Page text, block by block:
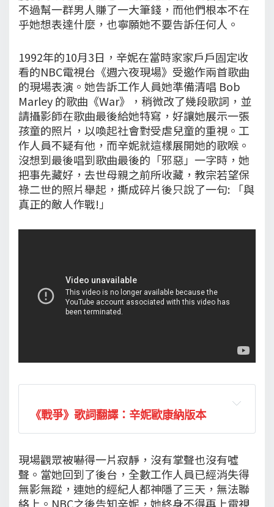
不過幫一群男人賺了一大筆錢，而他們根本不在
乎她想表達什麼，也寧願她不要告訴任何人。
1992年的10月3日，辛妮在當時家家戶戶固定收
看的NBC電視台《週六夜現場》受邀作兩首歌曲
的現場表演。她告訴工作人員她準備清唱 Bob
Marley 的歌曲《War》，稍微改了幾段歌詞，並
請攝影師在歌曲最後給她特寫，好讓她展示一張
孩童的照片，以喚起社會對受虐兒童的重視。工
作人員不疑有他，而辛妮就這樣展開她的歌喉。
沒想到最後唱到歌曲最後的「邪惡」一字時，她
把事先藏好，去世母親之前所收藏，教宗若望保
祿二世的照片舉起，撕成碎片後只說了一句: 「與
真正的敵人作戰!」
《戰爭》歌詞翻譯：辛妮歐康納版本
現場觀眾被嚇得一片寂靜，沒有掌聲也沒有噓
聲。當她回到了後台，全數工作人員已經消失得
無影無蹤，連她的經紀人都神隱了三天，無法聯
絡上。NBC之後告知辛妮，她終身不得再上電視